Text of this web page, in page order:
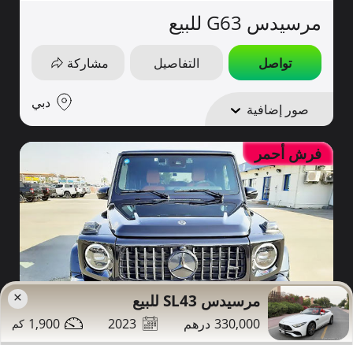
مرسيدس G63 للبيع
تواصل التفاصيل مشاركة
صور إضافية دبي
فرش أحمر
885,000
2023
× مرسيدس SL43 للبيع
330,000
2023
1,900